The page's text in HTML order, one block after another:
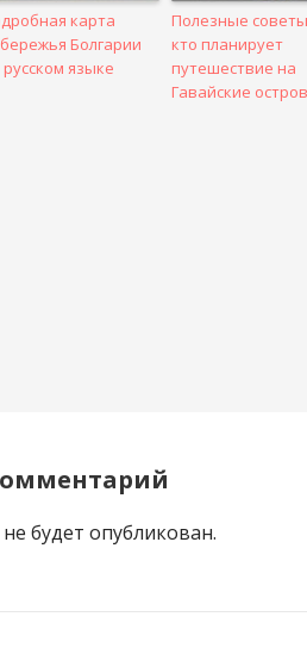
карта
Болгарии
русском языке
Полезные
кто планирует
путешествие на
Гавайские
будет опубликован.